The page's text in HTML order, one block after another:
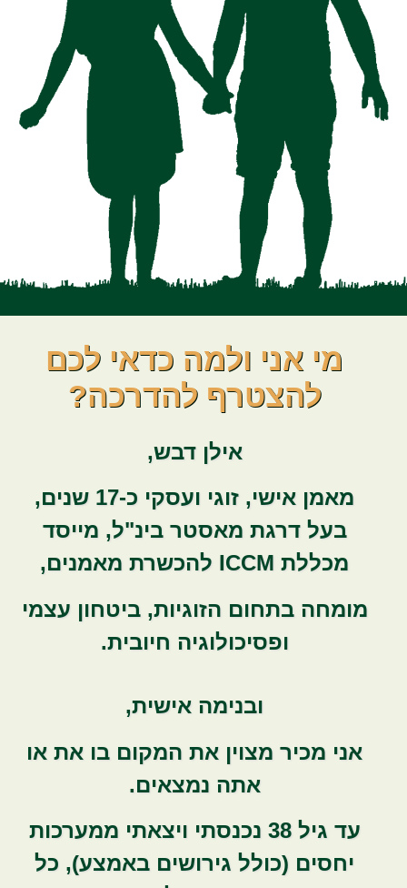
מי אני ולמה כדאי לכם
להצטרף להדרכה?
אילן דבש,
מאמן אישי, זוגי ועסקי כ-17 שנים,
בעל דרגת מאסטר בינ"ל, מייסד
מכללת ICCM להכשרת מאמנים,
מומחה בתחום הזוגיות, ביטחון עצמי
ופסיכולוגיה חיובית.
ובנימה אישית,
אני מכיר מצוין את המקום בו את או
אתה נמצאים.
עד גיל 38 נכנסתי ויצאתי ממערכות
יחסים (כולל גירושים באמצע), כל